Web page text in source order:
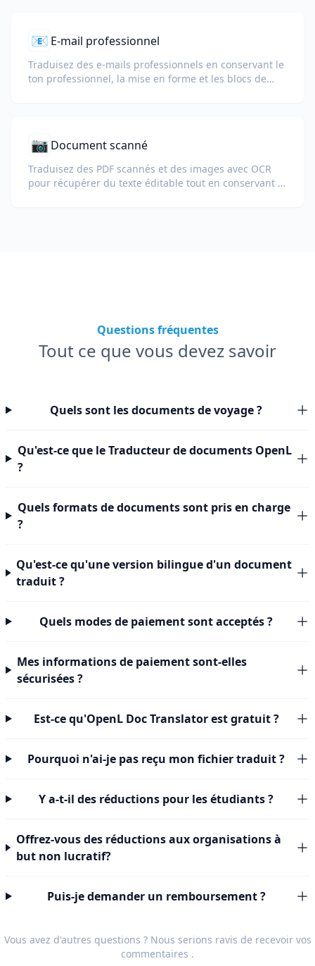
📧 E-mail professionnel
Traduisez des e-mails professionnels en conservant le
ton professionnel, la mise en forme et les blocs de
📷 Document scanné
Traduisez des PDF scannés et des images avec OCR
pour récupérer du texte éditable tout en conservant la
Questions fréquentes
Tout ce que vous devez savoir
Quels sont les documents de voyage ?
Qu'est-ce que le Traducteur de documents OpenL
?
Quels formats de documents sont pris en charge
?
Qu'est-ce qu'une version bilingue d'un document
traduit ?
Quels modes de paiement sont acceptés ?
Mes informations de paiement sont-elles
sécurisées ?
Est-ce qu'OpenL Doc Translator est gratuit ?
Pourquoi n'ai-je pas reçu mon fichier traduit ?
Y a-t-il des réductions pour les étudiants ?
Offrez-vous des réductions aux organisations à
but non lucratif?
Puis-je demander un remboursement ?
Vous avez d'autres questions ? Nous serions ravis de recevoir vos
commentaires .